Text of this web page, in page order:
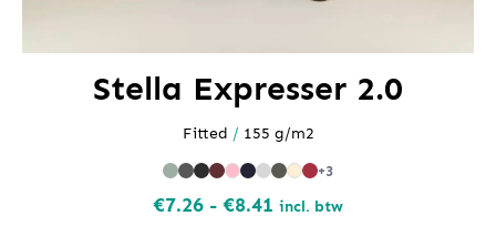
Stella Expresser 2.0
Fitted / 155 g/m2
+3
€7.26 - €8.41 Prijsklasse:
incl. btw